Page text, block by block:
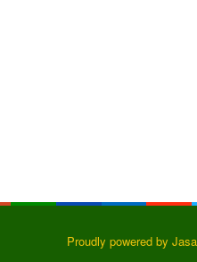
Proudly powered by